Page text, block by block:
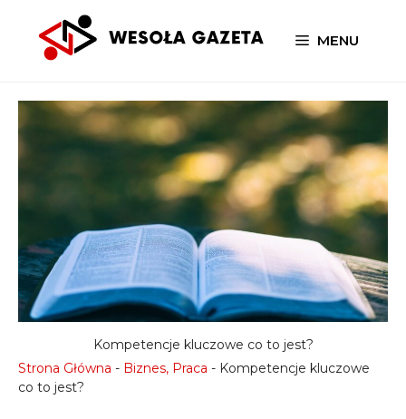
MENU
Strona Główna - Biznes, Praca - Kompetencje kluczowe
co to jest?
Kompetencje kluczowe co to jest?